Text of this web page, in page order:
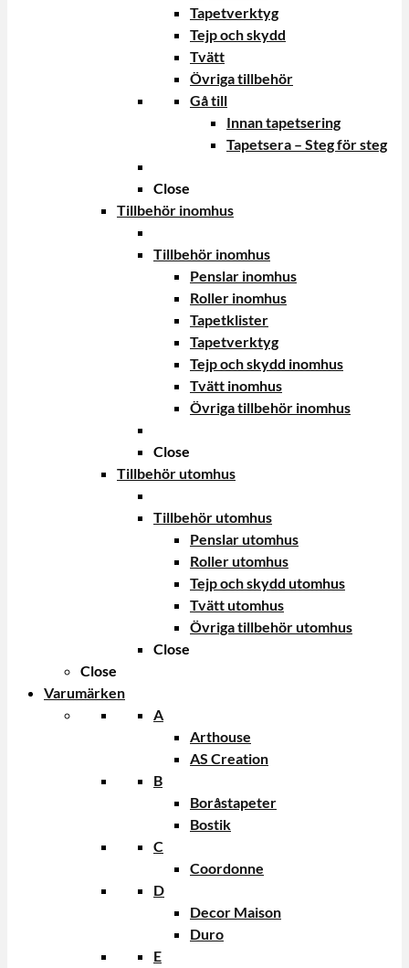
Tapetverktyg
Tejp och skydd
Tvätt
Övriga tillbehör
Gå till
Innan tapetsering
Tapetsera – Steg för steg
Close
Tillbehör inomhus
Tillbehör inomhus
Penslar inomhus
Roller inomhus
Tapetklister
Tapetverktyg
Tejp och skydd inomhus
Tvätt inomhus
Övriga tillbehör inomhus
Close
Tillbehör utomhus
Tillbehör utomhus
Penslar utomhus
Roller utomhus
Tejp och skydd utomhus
Tvätt utomhus
Övriga tillbehör utomhus
Close
Close
Varumärken
A
Arthouse
AS Creation
B
Boråstapeter
Bostik
C
Coordonne
D
Decor Maison
Duro
E